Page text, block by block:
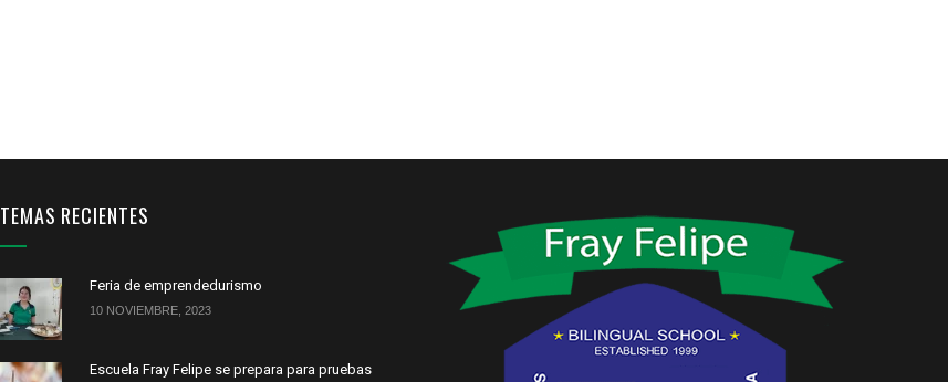
TEMAS RECIENTES
Feria de emprendedurismo
10 NOVIEMBRE, 2023
Escuela Fray Felipe se prepara para pruebas